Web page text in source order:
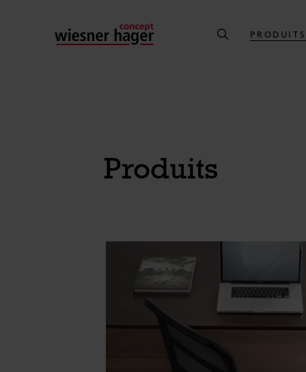
PRODUITS
Produits